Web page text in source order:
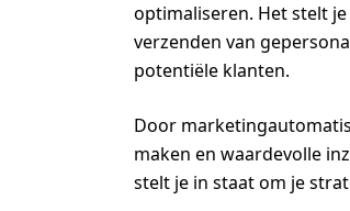
optimaliseren. Het stelt
verzenden van
potentiële klanten.
Door
maken en waardevolle
stelt je in staat om je